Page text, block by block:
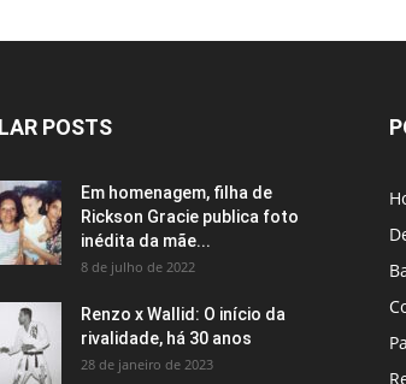
POSTS
Em homenagem, filha de
Rickson Gracie publica foto
inédita da mãe...
8 de julho de 2022
Renzo x Wallid: O início da
rivalidade, há 30 anos
28 de janeiro de 2023